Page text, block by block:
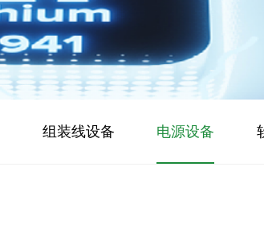
组装线设备 电源设备